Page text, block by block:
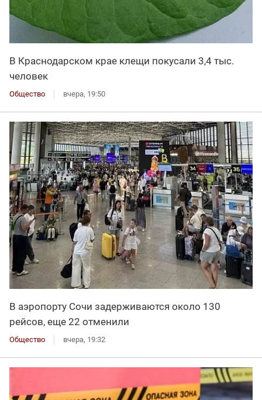
В Краснодарском крае клещи покусали 3,4 тыс.
человек
Общество вчера, 19:50
В аэропорту Сочи задерживаются около 130
рейсов, еще 22 отменили
Общество вчера, 19:32